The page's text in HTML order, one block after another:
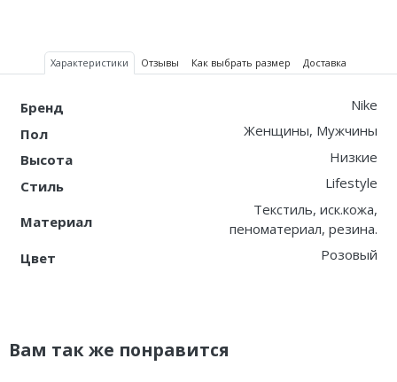
Характеристики Отзывы Как выбрать размер Доставка
Бренд
Nike
Пол
Женщины, Мужчины
Высота
Низкие
Стиль
Lifestyle
Материал
Текстиль, иск.кожа,
пеноматериал, резина.
Цвет
Розовый
Вам так же понравится